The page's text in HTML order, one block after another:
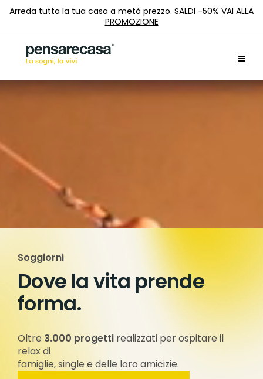
Arreda tutta la tua casa a metà prezzo. SALDI -50% VAI ALLA
PROMOZIONE
Soggiorni
Dove la vita prende
forma.
Oltre 3.000 progetti realizzati per ospitare il
relax di
famiglie, single e delle loro amicizie.